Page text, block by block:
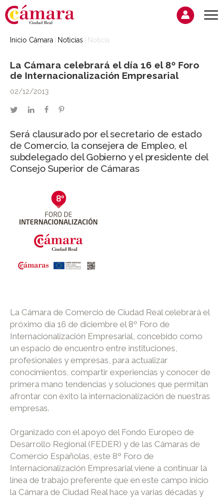
Inicio Cámara Noticias Noticia
La Cámara celebrará el día 16 el 8º Foro
de Internacionalización Empresarial
02/12/2013
twitterlinkedinfacebookpinterest
Será clausurado por el secretario de estado
de Comercio, la consejera de Empleo, el
subdelegado del Gobierno y el presidente del
Consejo Superior de Cámaras
La Cámara de Comercio de Ciudad Real celebrará el
próximo día 16 de diciembre el 8º Foro de
Internacionalización Empresarial, concebido como
un espacio de encuentro entre instituciones,
profesionales y empresas, para actualizar
conocimientos, compartir experiencias y conocer de
primera mano tendencias y soluciones que permitan
afrontar con éxito la internacionalización de nuestras
empresas.
Organizado con el apoyo del Fondo Europeo de
Desarrollo Regional (FEDER) y de las Cámaras de
Comercio Españolas, este 8º Foro de
Internacionalización Empresarial viene a continuar la
línea de trabajo preferente que en este campo inicio
la Cámara de Ciudad Real hace ya varias décadas y